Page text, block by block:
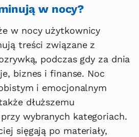
w nocy?
w nocy użytkownicy
treści związane z
podczas gdy za dnia
biznes i finanse. Noc
i emocjonalnym
dłuższemu
wybranych kategoriach.
sięgają po materiały,